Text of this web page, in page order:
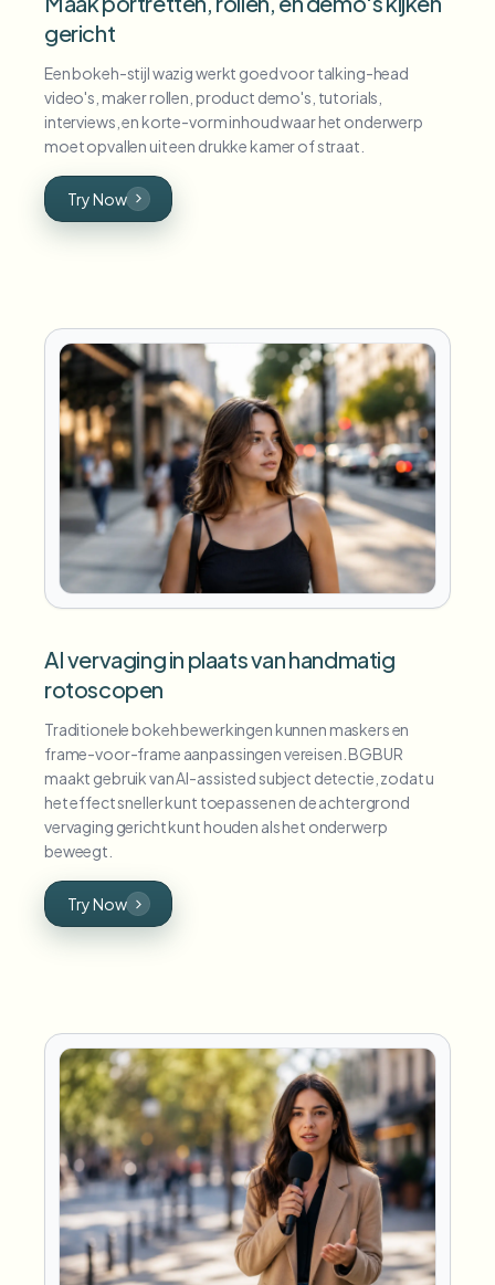
gericht
Een bokeh-stijl wazig werkt goed voor talking-head
video's, maker rollen, product demo's, tutorials,
interviews, en korte-vorm inhoud waar het onderwerp
moet opvallen uit een drukke kamer of straat.
Try Now
AI vervaging in plaats van handmatig
rotoscopen
Traditionele bokeh bewerkingen kunnen maskers en
frame-voor-frame aanpassingen vereisen. BGBUR
maakt gebruik van AI-assisted subject detectie, zodat u
het effect sneller kunt toepassen en de achtergrond
vervaging gericht kunt houden als het onderwerp
beweegt.
Try Now